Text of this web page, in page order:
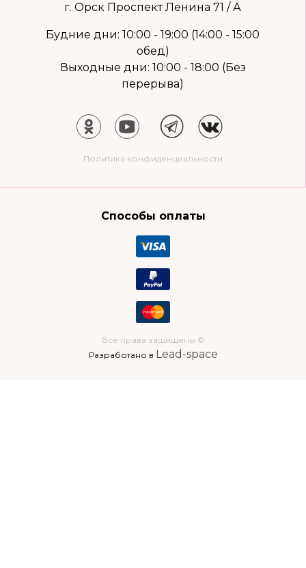
г. Орск Проспект Ленина 71 / А
Будние дни: 10:00 - 19:00 (14:00 - 15:00
обед)
Выходные дни: 10:00 - 18:00 (Без
перерыва)
Политика конфиденциальности
Способы оплаты
Все права защищены ©
Разработано в Lead-space